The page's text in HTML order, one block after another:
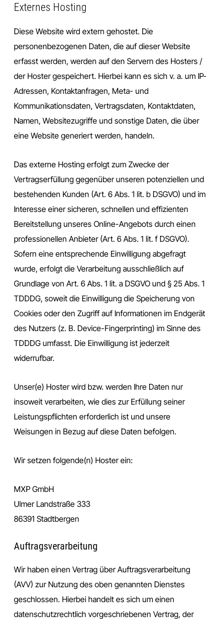
Externes Hosting
Diese Website wird extern gehostet. Die
personenbezogenen Daten, die auf dieser Website
erfasst werden, werden auf den Servern des Hosters /
der Hoster gespeichert. Hierbei kann es sich v. a. um IP-
Adressen, Kontaktanfragen, Meta- und
Kommunikationsdaten, Vertragsdaten, Kontaktdaten,
Namen, Websitezugriffe und sonstige Daten, die über
eine Website generiert werden, handeln.
Das externe Hosting erfolgt zum Zwecke der
Vertragserfüllung gegenüber unseren potenziellen und
bestehenden Kunden (Art. 6 Abs. 1 lit. b DSGVO) und im
Interesse einer sicheren, schnellen und effizienten
Bereitstellung unseres Online-Angebots durch einen
professionellen Anbieter (Art. 6 Abs. 1 lit. f DSGVO).
Sofern eine entsprechende Einwilligung abgefragt
wurde, erfolgt die Verarbeitung ausschließlich auf
Grundlage von Art. 6 Abs. 1 lit. a DSGVO und § 25 Abs. 1
TDDDG, soweit die Einwilligung die Speicherung von
Cookies oder den Zugriff auf Informationen im Endgerät
des Nutzers (z. B. Device-Fingerprinting) im Sinne des
TDDDG umfasst. Die Einwilligung ist jederzeit
widerrufbar.
Unser(e) Hoster wird bzw. werden Ihre Daten nur
insoweit verarbeiten, wie dies zur Erfüllung seiner
Leistungspflichten erforderlich ist und unsere
Weisungen in Bezug auf diese Daten befolgen.
Wir setzen folgende(n) Hoster ein:
MXP GmbH
Ulmer Landstraße 333
86391 Stadtbergen
Auftragsverarbeitung
Wir haben einen Vertrag über Auftragsverarbeitung
(AVV) zur Nutzung des oben genannten Dienstes
geschlossen. Hierbei handelt es sich um einen
datenschutzrechtlich vorgeschriebenen Vertrag, der